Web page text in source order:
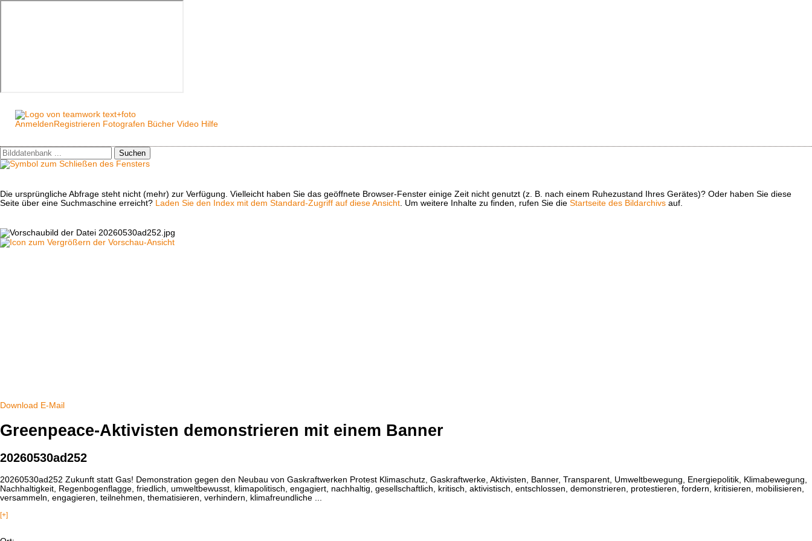
Anmelden Registrieren Fotografen Bücher Video Hilfe
Suchen
Die ursprüngliche Abfrage steht nicht (mehr) zur Verfügung. Vielleicht haben Sie das geöffnete Browser-Fenster einige Zeit nicht genutzt (z. B. nach einem Ruhezustand Ihres Gerätes)? Oder haben Sie diese
Seite über eine Suchmaschine erreicht? Laden Sie den Index mit dem Standard-Zugriff auf diese Ansicht. Um weitere Inhalte zu finden, rufen Sie die Startseite des Bildarchivs auf.
Download E-Mail
Greenpeace-Aktivisten demonstrieren mit einem Banner
20260530ad252
20260530ad252 Zukunft statt Gas! Demonstration gegen den Neubau von Gaskraftwerken Protest Klimaschutz, Gaskraftwerke, Aktivisten, Banner, Transparent, Umweltbewegung, Energiepolitik, Klimabewegung,
Nachhaltigkeit, Regenbogenflagge, friedlich, umweltbewusst, klimapolitisch, engagiert, nachhaltig, gesellschaftlich, kritisch, aktivistisch, entschlossen, demonstrieren, protestieren, fordern, kritisieren, mobilisieren,
versammeln, engagieren, teilnehmen, thematisieren, verhindern, klimafreundliche ...
[+]